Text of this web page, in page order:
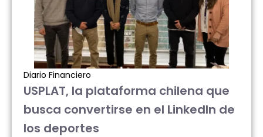
Diario Financiero
USPLAT, la plataforma chilena que
busca convertirse en el LinkedIn de
los deportes